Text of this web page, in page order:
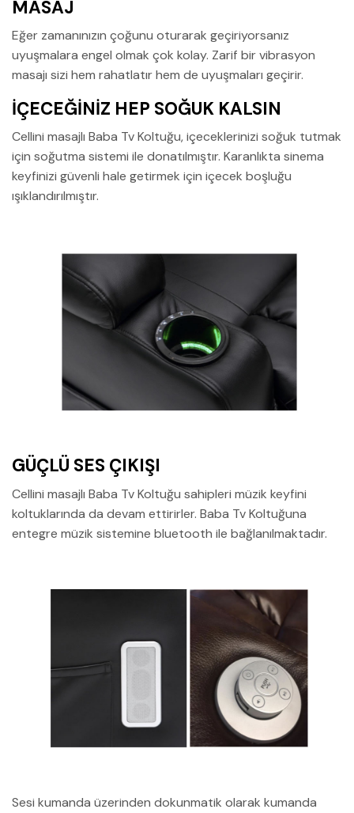
MASAJ
Eğer zamanınızın çoğunu oturarak geçiriyorsanız
uyuşmalara engel olmak çok kolay. Zarif bir vibrasyon
masajı sizi hem rahatlatır hem de uyuşmaları geçirir.
İÇECEĞİNİZ HEP SOĞUK KALSIN
Cellini masajlı Baba Tv Koltuğu, içeceklerinizi soğuk tutmak
için soğutma sistemi ile donatılmıştır. Karanlıkta sinema
keyfinizi güvenli hale getirmek için içecek boşluğu
ışıklandırılmıştır.
GÜÇLÜ SES ÇIKIŞI
Cellini masajlı Baba Tv Koltuğu sahipleri müzik keyfini
koltuklarında da devam ettirirler. Baba Tv Koltuğuna
entegre müzik sistemine bluetooth ile bağlanılmaktadır.
Sesi kumanda üzerinden dokunmatik olarak kumanda